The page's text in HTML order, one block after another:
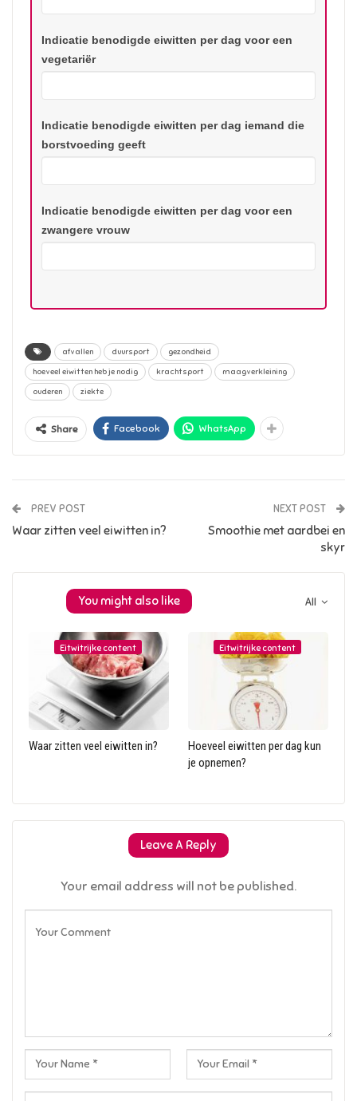
Indicatie benodigde eiwitten per dag voor een
vegetariër
Indicatie benodigde eiwitten per dag iemand die
borstvoeding geeft
Indicatie benodigde eiwitten per dag voor een
zwangere vrouw
afvallen duursport
gezondheid
hoeveel eiwitten heb je nodig
krachtsport
maagverkleining
ouderen
ziekte
Share Facebook WhatsApp
PREV POST
Waar zitten veel eiwitten in?
NEXT POST
Smoothie met aardbei en
skyr
All
You might also like
Eitwitrijke content
Waar zitten veel eiwitten in?
Eitwitrijke content
Hoeveel eiwitten per dag kun
je opnemen?
Leave A Reply
Your email address will not be published.